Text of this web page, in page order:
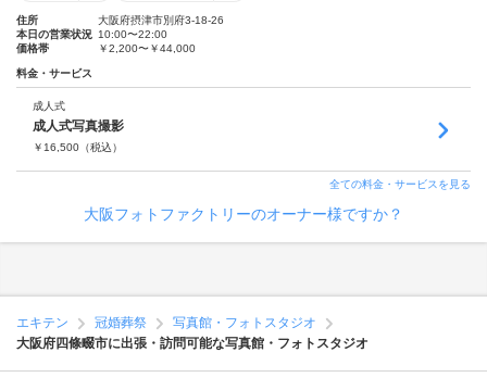
住所
大阪府摂津市別府3-18-26
本日の営業状況 10:00〜22:00
価格帯
￥2,200〜￥44,000
料金・サービス
成人式
成人式写真撮影
￥ 16,500 （税込）
全ての料金・サービスを見る
大阪フォトファクトリーのオーナー様ですか？
エキテン 冠婚葬祭
写真館・フォトスタジオ
大阪府四條畷市に出張・訪問可能な写真館・フォトスタジオ